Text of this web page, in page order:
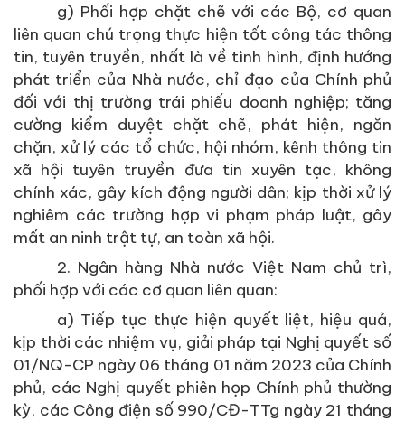
g) Phối hợp chặt chẽ với các Bộ, cơ quan
liên quan chú trọng thực hiện tốt công tác thông
tin, tuyên truyền, nhất là về tình hình, định hướng
phát triển của Nhà nước, chỉ đạo của Chính phủ
đối với thị trường trái phiếu doanh nghiệp; tăng
cường kiểm duyệt chặt chẽ, phát hiện, ngăn
chặn, xử lý các tổ chức, hội nhóm, kênh thông tin
xã hội tuyên truyền đưa tin xuyên tạc, không
chính xác, gây kích động người dân; kịp thời xử lý
nghiêm các trường hợp vi phạm pháp luật, gây
mất an ninh trật tự, an toàn xã hội.
2. Ngân hàng Nhà nước Việt Nam chủ trì,
phối hợp với các cơ quan liên quan:
a) Tiếp tục thực hiện quyết liệt, hiệu quả,
kịp thời các nhiệm vụ, giải pháp tại Nghị quyết số
01/NQ-CP ngày 06 tháng 01 năm 2023 của Chính
phủ, các Nghị quyết phiên họp Chính phủ thường
kỳ, các Công điện số 990/CĐ-TTg ngày 21 tháng